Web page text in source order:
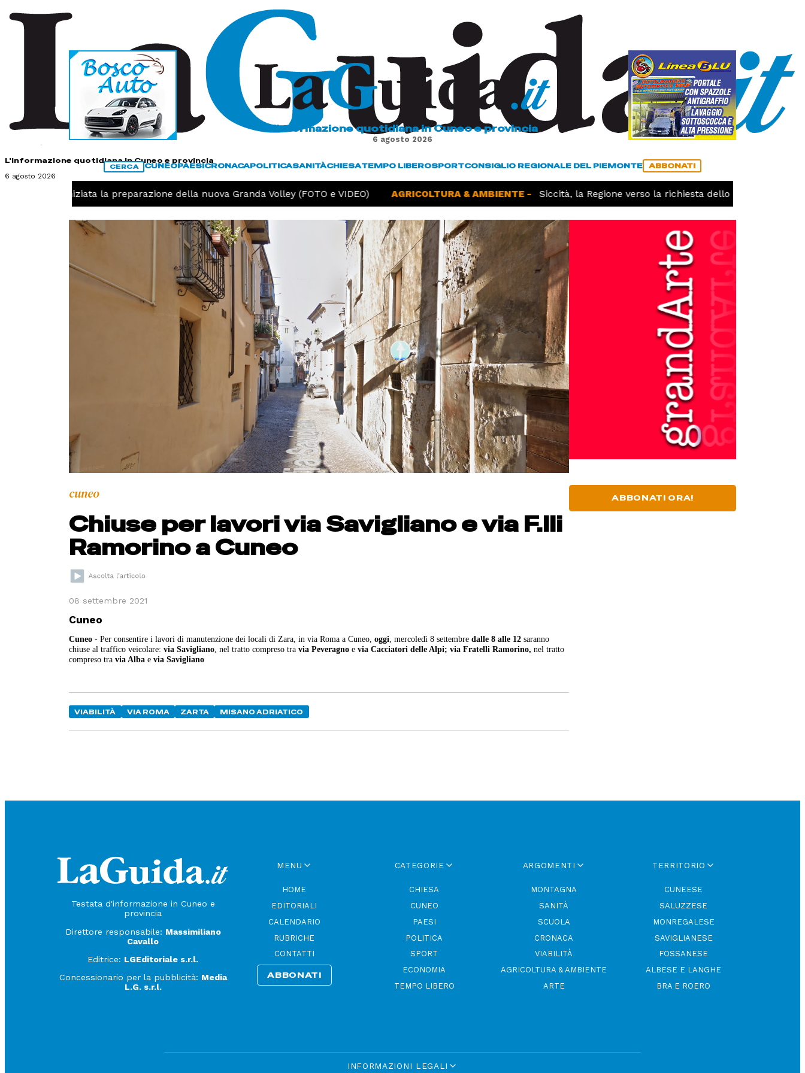
L'informazione quotidiana in Cuneo e provincia
6 agosto 2026
L'informazione quotidiana in Cuneo e provincia
6 agosto 2026
CERCA CUNEOPAESICRONACAPOLITICASANITÀCHIESATEMPO LIBEROSPORTCONSIGLIO REGIONALE DEL PIEMONTE ABBONATI
Pallavolo, iniziata la preparazione della nuova Granda Volley (FOTO e VIDEO) AGRICOLTURA & AMBIENTE - Siccità, la Regione verso la richiesta dello stato di calamità
cuneo
Chiuse per lavori via Savigliano e via F.lli
Ramorino a Cuneo
08 settembre 2021
Cuneo
Cuneo - Per consentire i lavori di manutenzione dei locali di Zara, in via Roma a Cuneo,oggi , mercoledì 8 settembredalle 8 alle 12 saranno
chiuse al traffico veicolare:via Savigliano , nel tratto compreso travia Peveragno evia Cacciatori delle Alpi; via Fratelli Ramorino, nel tratto
compreso travia Alba evia Savigliano
VIABILITÀ VIA ROMA ZARTA MISANO ADRIATICO
ABBONATI ORA!
Testata d'informazione in Cuneo e
provincia
Direttore responsabile: Massimiliano
Cavallo
Editrice: LGEditoriale s.r.l.
Concessionario per la pubblicità: Media
L.G. s.r.l.
MENU
HOME
EDITORIALI
CALENDARIO
RUBRICHE
CONTATTI
ABBONATI
CATEGORIE
CHIESA
CUNEO
PAESI
POLITICA
SPORT
ECONOMIA
TEMPO LIBERO
ARGOMENTI
MONTAGNA
SANITÀ
SCUOLA
CRONACA
VIABILITÀ
AGRICOLTURA & AMBIENTE
ARTE
TERRITORIO
CUNEESE
SALUZZESE
MONREGALESE
SAVIGLIANESE
FOSSANESE
ALBESE E LANGHE
BRA E ROERO
INFORMAZIONI LEGALI